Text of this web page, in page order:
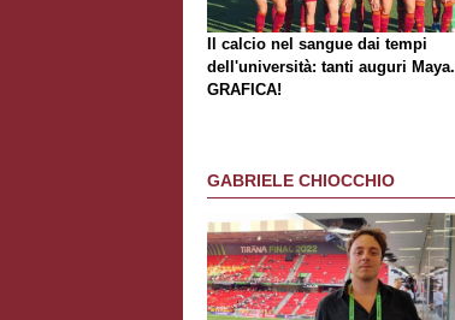
Il calcio nel sangue dai tempi
dell'università: tanti auguri Maya.
GRAFICA!
GABRIELE CHIOCCHIO